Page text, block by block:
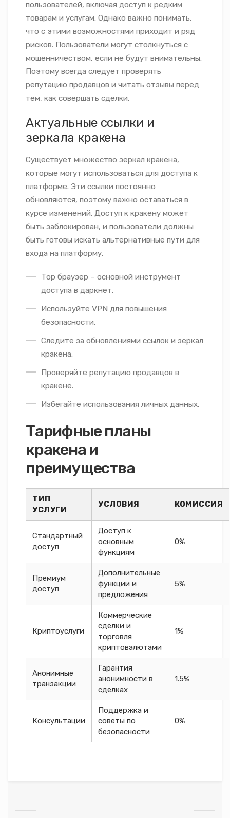
пользователей, включая доступ к редким
товарам и услугам. Однако важно понимать,
что с этими возможностями приходит и ряд
рисков. Пользователи могут столкнуться с
мошенничеством, если не будут внимательны.
Поэтому всегда следует проверять
репутацию продавцов и читать отзывы перед
тем, как совершать сделки.
Актуальные ссылки и
зеркала кракена
Существует множество зеркал кракена,
которые могут использоваться для доступа к
платформе. Эти ссылки постоянно
обновляются, поэтому важно оставаться в
курсе изменений. Доступ к кракену может
быть заблокирован, и пользователи должны
быть готовы искать альтернативные пути для
входа на платформу.
Тор браузер – основной инструмент
доступа в даркнет.
Используйте VPN для повышения
безопасности.
Следите за обновлениями ссылок и зеркал
кракена.
Проверяйте репутацию продавцов в
кракене.
Избегайте использования личных данных.
Тарифные планы
кракена и
преимущества
ТИП
УСЛУГИ
УСЛОВИЯ КОМИССИЯ
Стандартный
доступ
Доступ к
основным
функциям
0%
Премиум
доступ
Дополнительные
функции и
предложения
5%
Криптоуслуги
Коммерческие
сделки и
торговля
криптовалютами
1%
Анонимные
транзакции
Гарантия
анонимности в
сделках
1.5%
Консультации
Поддержка и
советы по
безопасности
0%